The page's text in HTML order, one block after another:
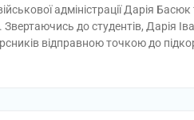
адміністрації Дарія
до студентів, Дарія
відправною точкою до